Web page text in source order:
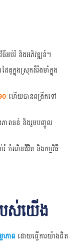
អប់រំ និងអភិវឌ្ឍន៍។
គូក្នុងស្រុកដ៏រឹងមាំក្នុង
ហើយបានពង្រីកទៅ
ពធន់ និងរួមបញ្ចូល
បំណិនជីវិត និងកម្មវិធី
បស់យើង
ភាពដោយធ្វើការយ៉ាងជិត